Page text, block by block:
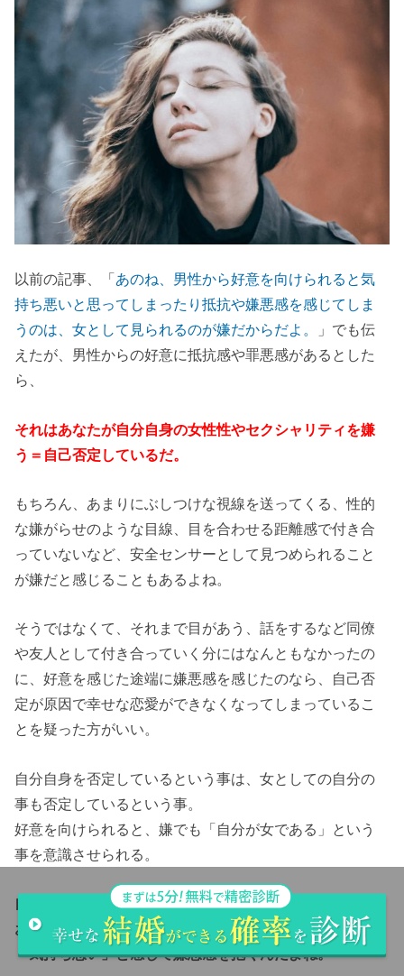
以前の記事、「 あのね、男性から好意を向けられると気
持ち悪いと思ってしまったり抵抗や嫌悪感を感じてしま
うのは、女として見られるのが嫌だからだよ。
」でも伝
えたが、男性からの好意に抵抗感や罪悪感があるとした
ら、
それはあなたが自分自身の女性性やセクシャリティを嫌
う＝自己否定しているだ。
もちろん、あまりにぶしつけな視線を送ってくる、性的
な嫌がらせのような目線、目を合わせる距離感で付き合
っていないなど、安全センサーとして見つめられること
が嫌だと感じることもあるよね。
そうではなくて、それまで目があう、話をするなど同僚
や友人として付き合っていく分にはなんともなかったの
に、好意を感じた途端に嫌悪感を感じたのなら、自己否
定が原因で幸せな恋愛ができなくなってしまっているこ
とを疑った方がいい。
自分自身を否定しているという事は、女としての自分の
事も否定しているという事。
好意を向けられると、嫌でも「自分が女である」という
事を意識させられる。
自己肯定感が低いから「自分なんかを好きになるなんて
おかしいのでは？」という気持ちが湧いて、その好意が
「気持ち悪い」と感じて嫌悪感を抱くんだよね。